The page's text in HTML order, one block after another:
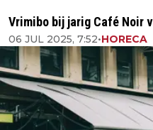
Vrimibo bij jarig Café Noir
06 JUL 2025, 7:52•HORECA